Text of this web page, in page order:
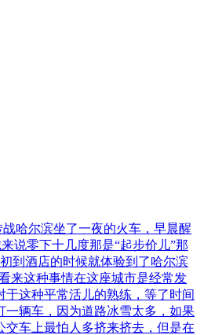
哈尔滨坐了一夜的火车，早晨醒
说零下十几度那是“起步价儿”那
到酒店的时候就体验到了哈尔滨
来这种事情在这座城市是经常发
这种平常活儿的熟练，等了时间
辆车，因为道路冰雪太多，如果
车上最怕人多挤来挤去，但是在